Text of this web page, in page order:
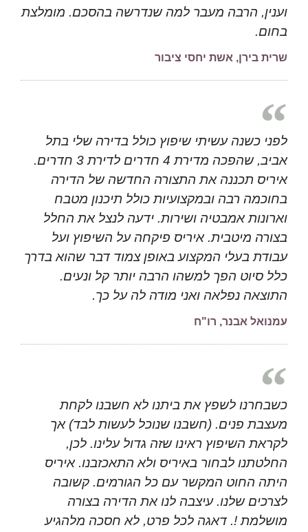
וענין, הרבה מעבר למה שנדרשה בהסכם. מומלצת
בחום.
שרית בירן, אשת יחסי ציבור
לפני כשנה עשיתי שיפוץ כולל בדירה שלי בתל
אביב, שהפכה מדירת 4 חדרים לדירת 3 חדרים.
איריס תכננה את התצורה החדשה של הדירה
בחוכמה רבה ובמקצועיות כולל תיכנון מטבח
וארונות אמבטיה ושירות. ידעה לנצל את החלל
בצורה מיטבית. איריס פיקחה על השיפוץ ועל
עבודת בעלי המקצוע באופן צמוד דבר שהוא בדרך
כלל סיוט הפך למשהו הרבה יותר קל ונעים.
התוצאה נפלאה ואני מודה לה על כך.
עמנואל אבנר, רו"ח
כשבחרנו לשפץ את ביתנו לא חשבנו לקחת
מעצבת פנים. (חשבנו שנוכל לעשות לבד) אך
לקראת השיפוץ ראינו שזה גדול עלינו. לכן,
החלטתנו לבחור באיריס ולא התאכזבנו. איריס
היתה החוט המקשר עם כל הגורמים. קשובה
לצרכים שלנו. עיצבה לנו את הדירה בצורה
מושלמת !. דאגה לכל פרט, לא חסכה מלהגיע